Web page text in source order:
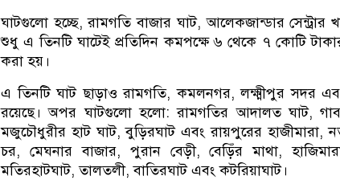
ঘাটগুলো হচ্ছে, রামগতি বাজার ঘাট, আলেকজান্ডার সেন্ট্রার
শুধু এ তিনটি ঘাটেই প্রতিদিন কমপক্ষে ৬ থেকে ৭ কোটি
করা হয়।
এ তিনটি ঘাট ছাড়াও রামগতি, কমলনগর, লক্ষ্মীপুর সদর
রয়েছে। অপর ঘাটগুলো হলো: রামগতির আদালত ঘাট,
মজুচৌধুরীর হাট ঘাট, বুড়িরঘাট এবং রায়পুরের হাজীমারা,
চর, মেঘনার বাজার, পুরান বেড়ী, বেড়িঁর মাথা,
মতিরহাটঘাট, তালতলী, বাতিরঘাট এবং কটরিয়াঘাট।